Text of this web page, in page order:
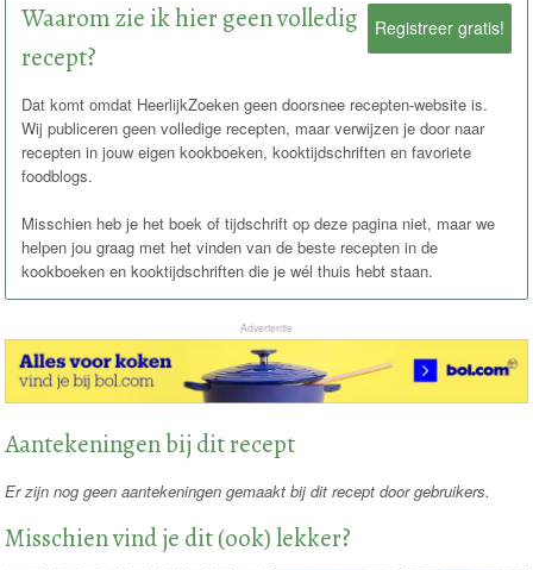
Registreer gratis!
Waarom zie ik hier geen volledig
recept?
Dat komt omdat HeerlijkZoeken geen doorsnee recepten-website is.
Wij publiceren geen volledige recepten, maar verwijzen je door naar
recepten in jouw eigen kookboeken, kooktijdschriften en favoriete
foodblogs.
Misschien heb je het boek of tijdschrift op deze pagina niet, maar we
helpen jou graag met het vinden van de beste recepten in de
kookboeken en kooktijdschriften die je wél thuis hebt staan.
Advertentie
Aantekeningen bij dit recept
Er zijn nog geen aantekeningen gemaakt bij dit recept door gebruikers.
Misschien vind je dit (ook) lekker?